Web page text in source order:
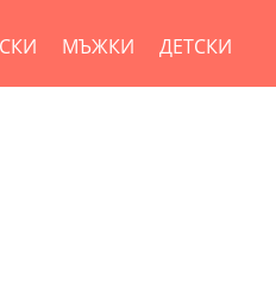
МЪЖКИ ДЕТСКИ